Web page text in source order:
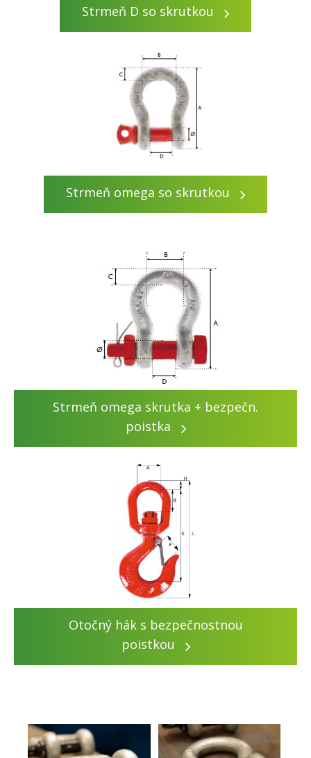
Strmeň D so skrutkou
Strmeň omega so skrutkou
Strmeň omega skrutka + bezpečn.
poistka
Otočný hák s bezpečnostnou
poistkou